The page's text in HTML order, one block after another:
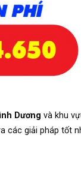
Dương và khu
các giải pháp tốt